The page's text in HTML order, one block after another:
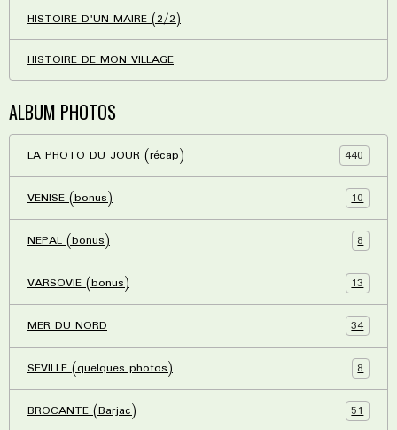
HISTOIRE D'UN MAIRE (2/2)
HISTOIRE DE MON VILLAGE
ALBUM PHOTOS
LA PHOTO DU JOUR (récap) 440
VENISE (bonus) 10
NEPAL (bonus) 8
VARSOVIE (bonus) 13
MER DU NORD 34
SEVILLE (quelques photos) 8
BROCANTE (Barjac) 51